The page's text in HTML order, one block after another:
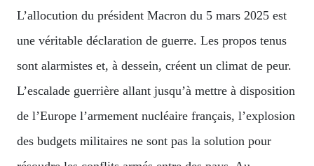
L’allocution du président Macron du 5 mars 2025 est
une véritable déclaration de guerre. Les propos tenus
sont alarmistes et, à dessein, créent un climat de peur.
L’escalade guerrière allant jusqu’à mettre à disposition
de l’Europe l’armement nucléaire français, l’explosion
des budgets militaires ne sont pas la solution pour